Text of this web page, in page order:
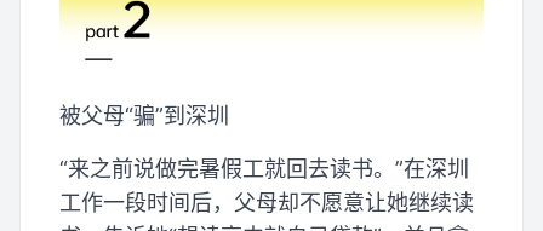
被父母“骗”到深圳
“来之前说做完暑假工就回去读书。”在深圳
工作一段时间后，父母却不愿意让她继续读